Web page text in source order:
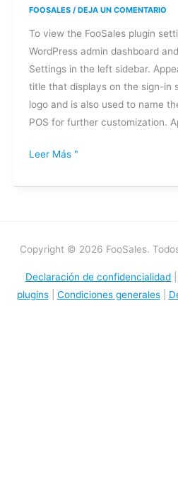
FOOSALES / DEJA UN COMENTARIO
To view the FooSales plugin
WordPress admin dashboard
Settings in the left sidebar.
title that displays on the sign-in
logo and is also used to name
POS for further customization.
del
Leer Más "
Copyright © 2026 FooSales.
Declaración de confidencialidad
plugins| Condiciones generales|